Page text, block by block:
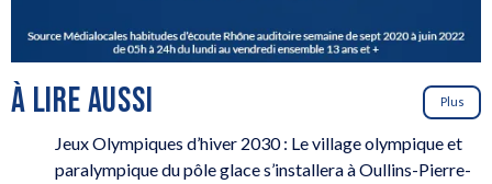
À LIRE AUSSI Plus
Jeux Olympiques d’hiver 2030 : Le village olympique et
paralympique du pôle glace s’installera à Oullins-Pierre-